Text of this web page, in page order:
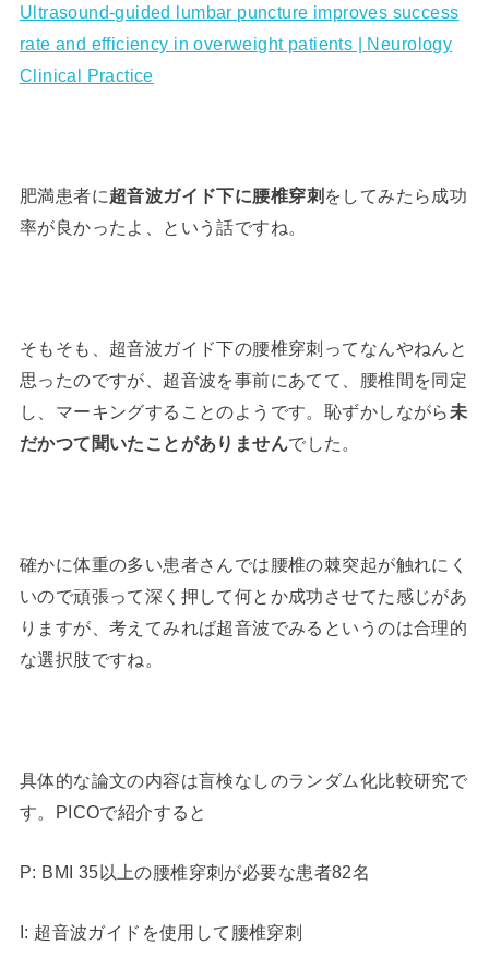
Ultrasound-guided lumbar puncture improves success
rate and efficiency in overweight patients | Neurology
Clinical Practice
肥満患者に超音波ガイド下に腰椎穿刺 をしてみたら成功
率が良かったよ、という話ですね。
そもそも、超音波ガイド下の腰椎穿刺ってなんやねんと
思ったのですが、超音波を事前にあてて、腰椎間を同定
し、マーキングすることのようです。恥ずかしながら未
だかつて聞いたことがありませんでした。
確かに体重の多い患者さんでは腰椎の棘突起が触れにく
いので頑張って深く押して何とか成功させてた感じがあ
りますが、考えてみれば超音波でみるというのは合理的
な選択肢ですね。
具体的な論文の内容は盲検なしのランダム化比較研究で
す。PICOで紹介すると
P: BMI 35以上の腰椎穿刺が必要な患者82名
I: 超音波ガイドを使用して腰椎穿刺